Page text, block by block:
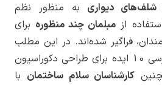
شلف‌های دیواری به منظور نظم
از مبلمان چند منظوره برای
فراگیر شده‌اند. در این مطلب
از سلام ساختمان به بررسی 10 ایده برای طراحی دکوراسیون
کارشناسان سلام ساختمان با